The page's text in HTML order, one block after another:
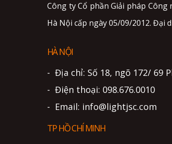
Công ty Cổ phần Giải pháp Công
Hà Nội cấp ngày 05/09/2012. Đại
HÀ NỘI
- Địa chỉ: Số 18, ngõ 172/ 69
- Điện thoại: 098.676.0010
- Email: info@lightjsc.com
TP HỒ CHÍ MINH